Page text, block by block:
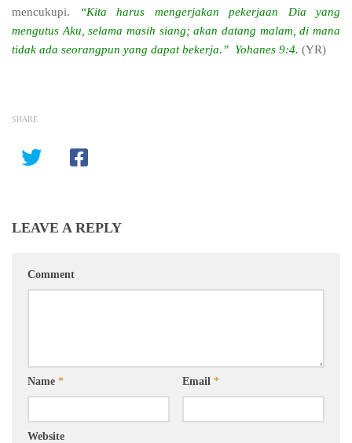
mencukupi.
“Kita harus mengerjakan pekerjaan Dia yang
mengutus Aku, selama masih siang; akan datang malam, di mana
tidak ada seorangpun yang dapat bekerja.” Yohanes 9:4. (YR)
SHARE
LEAVE A REPLY
Comment
Name * Email *
Website